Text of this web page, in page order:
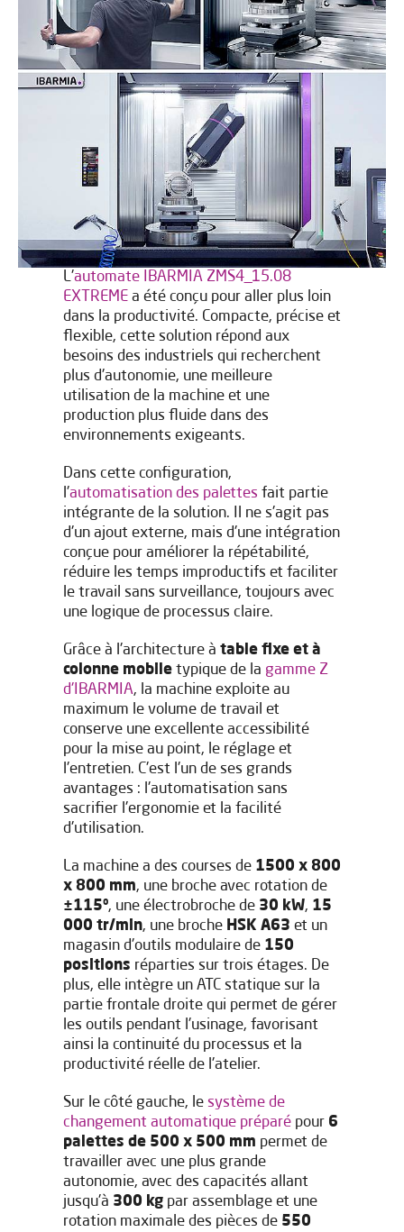
L'automate IBARMIA ZMS4_15.08
EXTREME a été conçu pour aller plus loin
dans la productivité. Compacte, précise et
flexible, cette solution répond aux
besoins des industriels qui recherchent
plus d'autonomie, une meilleure
utilisation de la machine et une
production plus fluide dans des
environnements exigeants.
Dans cette configuration,
l'automatisation des palettes fait partie
intégrante de la solution. Il ne s'agit pas
d'un ajout externe, mais d'une intégration
conçue pour améliorer la répétabilité,
réduire les temps improductifs et faciliter
le travail sans surveillance, toujours avec
une logique de processus claire.
Grâce à l'architecture à table fixe et à
colonne mobile typique de la gamme Z
d'IBARMIA, la machine exploite au
maximum le volume de travail et
conserve une excellente accessibilité
pour la mise au point, le réglage et
l'entretien. C'est l'un de ses grands
avantages : l'automatisation sans
sacrifier l'ergonomie et la facilité
d'utilisation.
La machine a des courses de 1500 x 800
x 800 mm, une broche avec rotation de
±115º, une électrobroche de 30 kW, 15
000 tr/min, une broche HSK A63 et un
magasin d'outils modulaire de 150
positions réparties sur trois étages. De
plus, elle intègre un ATC statique sur la
partie frontale droite qui permet de gérer
les outils pendant l'usinage, favorisant
ainsi la continuité du processus et la
productivité réelle de l'atelier.
Sur le côté gauche, le système de
changement automatique préparé pour 6
palettes de 500 x 500 mm permet de
travailler avec une plus grande
autonomie, avec des capacités allant
jusqu'à 300 kg par assemblage et une
rotation maximale des pièces de 550
Laissez-nous vos
coordonnées pour
télécharger le document